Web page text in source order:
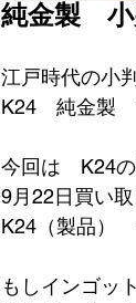
純金製　小
江戸時代の小
K24　純金製
今回は　K24
9月22日買い
K24（製品）
もしインゴッ